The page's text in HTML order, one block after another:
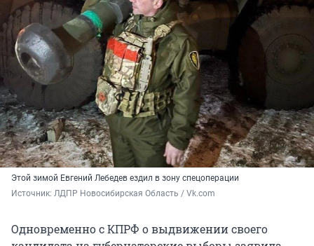
Этой зимой Евгений Лебедев ездил в зону спецоперации
Источник: ЛДПР Новосибирская Область / Vk.com
Одновременно с КПРФ о выдвижении своего